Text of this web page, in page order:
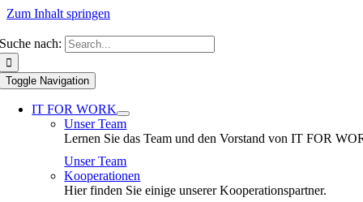
Zum Inhalt springen
Suche nach:
Toggle Navigation
IT FOR WORK
Unser Team
Lernen Sie das Team und den Vorstand von IT FOR
Unser Team
Kooperationen
Hier finden Sie einige unserer Kooperationspartner.